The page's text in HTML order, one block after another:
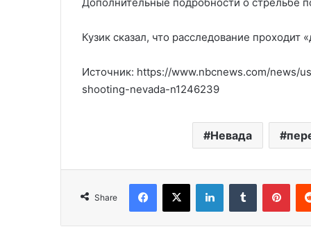
Кузик сказал, что расследование
Источник: https://www.nbcnews.com/
shooting-nevada-n1246239
Невада
Share